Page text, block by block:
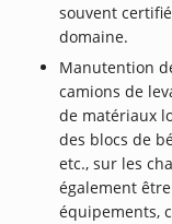
souvent
domaine.
Manutention
camions de
de matériaux
des blocs de
etc., sur les
également
équipements,